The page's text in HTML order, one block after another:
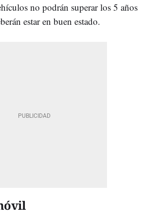
no podrán superar los 5 años
estar en buen estado.